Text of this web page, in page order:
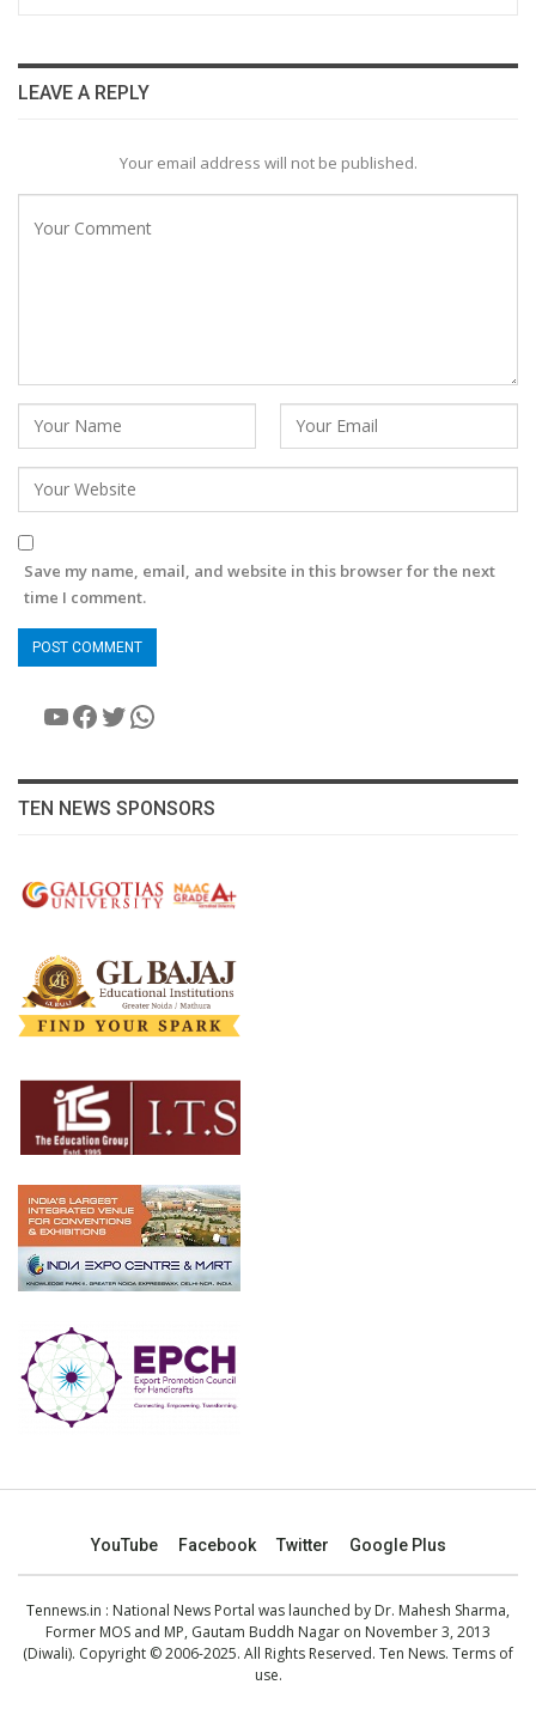
LEAVE A REPLY
Your email address will not be published.
Save my name, email, and website in this browser for the next
time I comment.
YouTube
Facebook
Twitter
WhatsApp
TEN NEWS SPONSORS
YouTube Facebook Twitter Google Plus
Tennews.in : National News Portal was launched by Dr. Mahesh Sharma,
Former MOS and MP, Gautam Buddh Nagar on November 3, 2013
(Diwali). Copyright © 2006-2025. All Rights Reserved. Ten News. Terms of
use.